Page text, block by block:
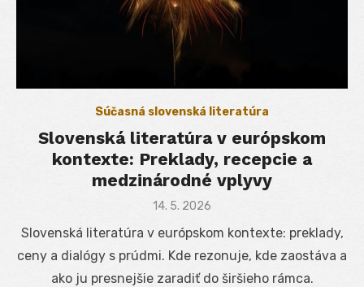
Súčasná slovenská literatúra
Slovenská literatúra v európskom
kontexte: Preklady, recepcie a
medzinárodné vplyvy
Posted
14. 5. 2026
Slovenská literatúra v európskom kontexte: preklady,
ceny a dialógy s prúdmi. Kde rezonuje, kde zaostáva a
ako ju presnejšie zaradiť do širšieho rámca.